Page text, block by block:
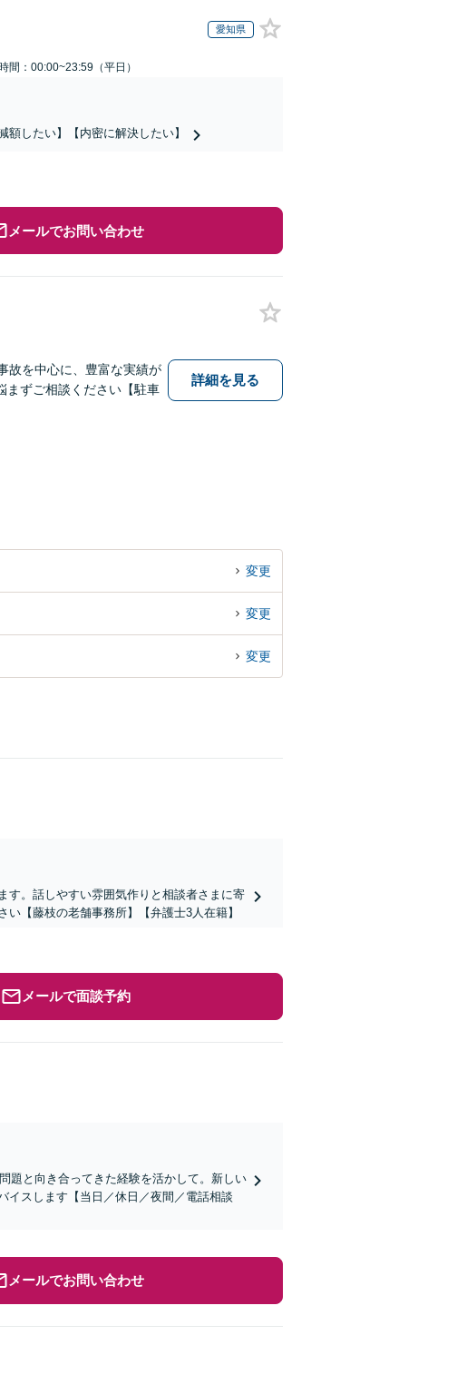
愛知県
間：00:00~23:59（平日）
したい】【内密に解決したい】
メールでお問い合わせ
故を中心に、豊富な実績が
まずご相談ください【駐車
詳細を見る
変更
変更
変更
す。話しやすい雰囲気作りと相談者さまに寄
【藤枝の老舗事務所】【弁護士3人在籍】
メールで面談予約
題と向き合ってきた経験を活かして。新しい
イスします【当日／休日／夜間／電話相談
メールでお問い合わせ